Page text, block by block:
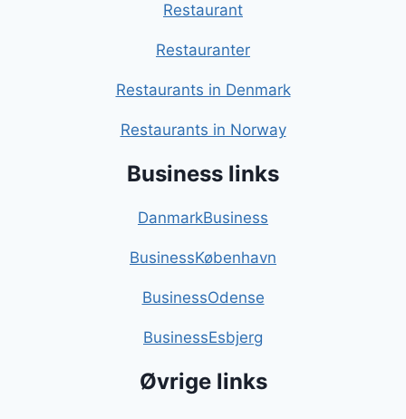
Restaurant
Restauranter
Restaurants in Denmark
Restaurants in Norway
Business links
DanmarkBusiness
BusinessKøbenhavn
BusinessOdense
BusinessEsbjerg
Øvrige links